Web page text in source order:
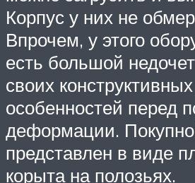
Корпус у них не
Впрочем, у этого
есть большой
своих конструктивных
особенностей перед
деформации.
представлен в виде
корыта на полозьях.